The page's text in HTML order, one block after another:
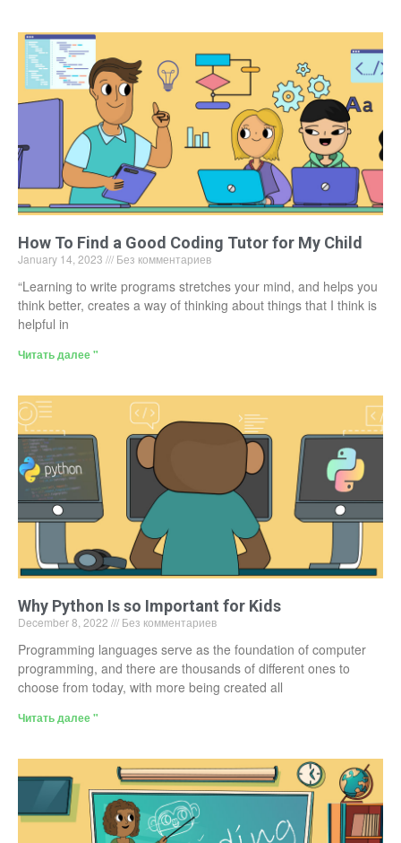
How To Find a Good Coding Tutor for My Child
January 14, 2023 Без комментариев
“Learning to write programs stretches your mind, and helps you
think better, creates a way of thinking about things that I think is
helpful in
Читать далее "
Why Python Is so Important for Kids
December 8, 2022 Без комментариев
Programming languages serve as the foundation of computer
programming, and there are thousands of different ones to
choose from today, with more being created all
Читать далее "